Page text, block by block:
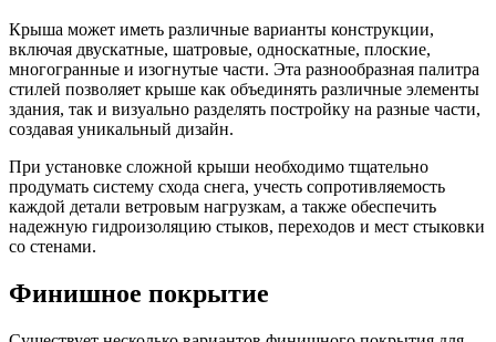
Крыша может иметь различные варианты конструкции,
включая двускатные, шатровые, односкатные, плоские,
многогранные и изогнутые части. Эта разнообразная палитра
стилей позволяет крыше как объединять различные элементы
здания, так и визуально разделять постройку на разные части,
создавая уникальный дизайн.
При установке сложной крыши необходимо тщательно
продумать систему схода снега, учесть сопротивляемость
каждой детали ветровым нагрузкам, а также обеспечить
надежную гидроизоляцию стыков, переходов и мест стыковки
со стенами.
Финишное покрытие